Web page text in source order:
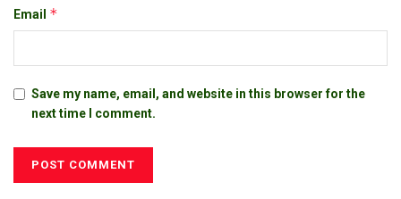
Email *
Save my name, email, and website in this browser for the
next time I comment.